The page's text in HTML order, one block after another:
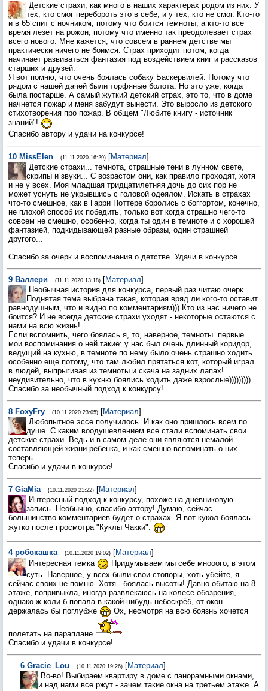
Детские страхи, как много в наших характерах родом из них. У
тех, кто смог перебороть это в себе, и у тех, кто не смог. Кто-то
и в 65 спит с ночником, потому что боится темноты, а кто-то все
время лезет на рожон, потому что именно так преодолевает страх
всего нового. Мне кажется, что совсем в раннем детстве мы
практически ничего не боимся. Страх приходит потом, когда
начинает развиваться фантазия под воздействием книг и рассказов
старших и друзей.
Я вот помню, что очень боялась собаку Баскервилей. Потому что
рядом с нашей дачей были торфяные болота. Но это уже, когда
была постарше. А самый жуткий детский страх, это то, что в доме
начнется пожар и меня забудут вынести. Это выросло из детского
стихотворения про пожар. В общем "Любите книгу - источник
знаний"!
Спасибо автору и удачи на конкурсе!
10 MissElen (11.11.2020 16:29) [Материал]
Детские страхи... темнота, страшные тени в лунном свете,
скрипы и звуки... С возрастом они, как правило проходят, хотя
и не у всех. Моя младшая тридцатилетняя дочь до сих пор не
может уснуть не укрывшись с головой одеялом. Искать в страхах
что-то смешное, как в Гарри Поттере боролись с боггортом, конечно,
не плохой способ их победить, только вот когда страшно чего-то
совсем не смешно, особенно, когда ты один в темноте и с хорошей
фантазией, подкидывающей разные образы, один страшней
другого...
Спасибо за очерк и воспоминания о детстве. Удачи в конкурсе.
9 Валлери (11.11.2020 13:18) [Материал]
Необычная история для конкурса, первый раз читаю очерк.
Поднятая тема выбрана такая, которая вряд ли кого-то оставит
равнодушным, что и видно по комментариям))) Кто из нас ничего не
боится? И не всегда детские страхи уходят - некоторые остаются с
нами на всю жизнь!
Если вспомнить, чего боялась я, то, наверное, темноты. первые
мои воспоминания о ней такие: у нас был очень длинный коридор,
ведущий на кухню, в темноте по нему было очень страшно ходить.
особенно еще потому, что там любил прятаться кот, который играл
в людей, выпрыгивая из темноты и скача на задних лапах!
неудивительно, что в кухню боялись ходить даже взрослые)))))))))
Спасибо за необычный подход к конкурсу!
8 FoxyFry (10.11.2020 23:05) [Материал]
Любопытное эссе получилось. И как оно пришлось всем по
душе. С каким воодушевлением все стали вспоминать свои
детские страхи. Ведь и в самом деле они являются немалой
составляющей жизни ребенка, и как смешно вспоминать о них
теперь.
Спасибо и удачи в конкурсе!
7 GiaMia (10.11.2020 21:22) [Материал]
Интересный подход к конкурсу, похоже на дневниковую
запись. Необычно, спасибо автору! Думаю, сейчас
большинство комментариев будет о страхах. Я вот кукол боялась
жутко после просмотра "Куклы Чакки".
4 робокашка (10.11.2020 19:02) [Материал]
Интересная темка
Придумываем мы себе мнооого, в этом
суть. Наверное, у всех были свои стопоры, хоть убейте, я
сейчас своих не помню. Хотя - боялась высоты! Давно обитаю на 8
этаже, попривыкла, иногда развлекаюсь на колесе обозрения,
однако ж коли б попала в какой-нибудь небоскрёб, от окон
держалась бы поглубже
Ох, несмотря на всю боязнь хочется
полетать на параплане
Спасибо и удачи в конкурсе!
6 Gracie_Lou (10.11.2020 19:26) [Материал]
Во-во! Выбираем квартиру в доме с панорамными окнами,
и над нами все ржут - зачем такие окна на третьем этаже. А